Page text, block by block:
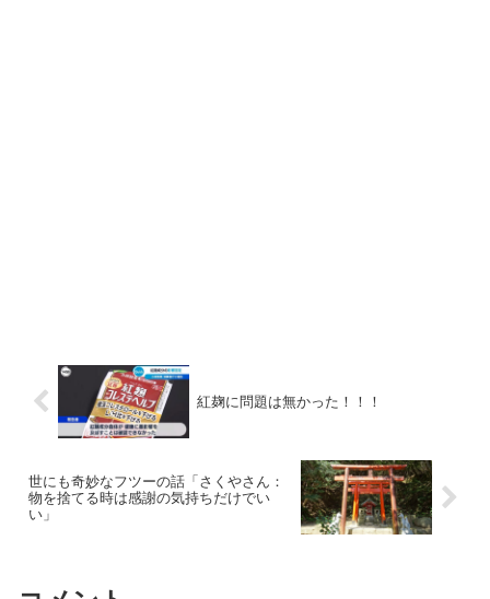
紅麹に問題は無かった！！！
世にも奇妙なフツーの話「さくやさん：
物を捨てる時は感謝の気持ちだけでい
い」